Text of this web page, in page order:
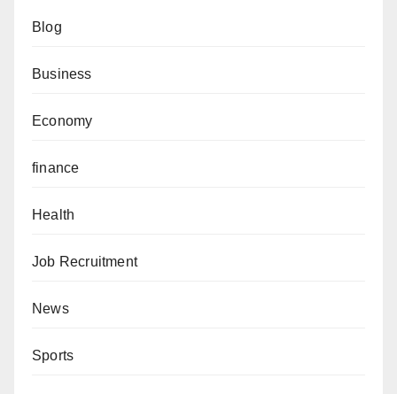
Blog
Business
Economy
finance
Health
Job Recruitment
News
Sports